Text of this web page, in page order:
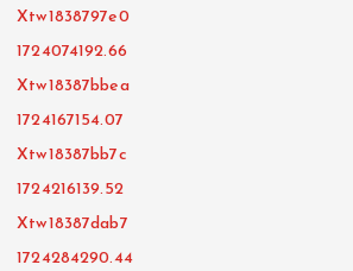
Xtw1838797e0
1724074192.66
Xtw18387bbea
1724167154.07
Xtw18387bb7c
1724216139.52
Xtw18387dab7
1724284290.44